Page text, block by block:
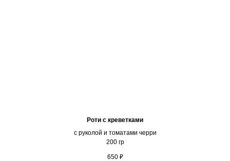
Роти с креветками
с руколой и томатами черри
200 гр
650 ₽